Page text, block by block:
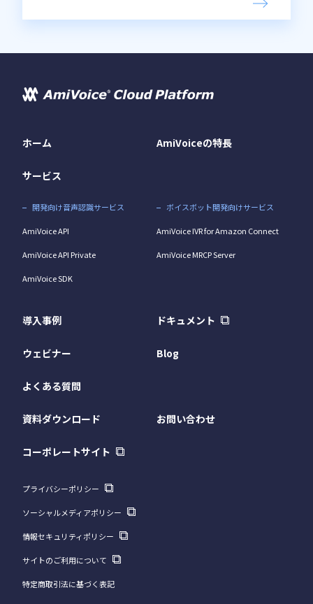
ホーム AmiVoiceの特長
サービス
開発向け音声認識サービス
AmiVoice API
AmiVoice API Private
AmiVoice SDK
ボイスボット開発向けサービス
AmiVoice IVR for Amazon Connect
AmiVoice MRCP Server
導入事例 ドキュメント
ウェビナー Blog
よくある質問
資料ダウンロード お問い合わせ
コーポレートサイト
プライバシーポリシー
ソーシャルメディアポリシー
情報セキュリティポリシー
サイトのご利用について
特定商取引法に基づく表記